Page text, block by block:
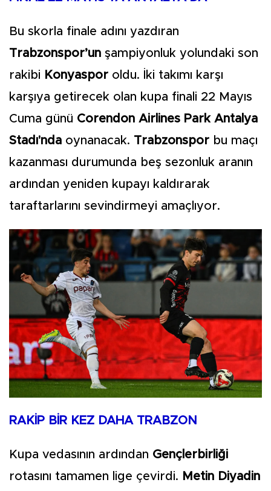
Bu skorla finale adını yazdıran
Trabzonspor’un şampiyonluk yolundaki son
rakibi Konyaspor oldu. İki takımı karşı
karşıya getirecek olan kupa finali 22 Mayıs
Cuma günü Corendon Airlines Park Antalya
Stadı'nda oynanacak. Trabzonspor bu maçı
kazanması durumunda beş sezonluk aranın
ardından yeniden kupayı kaldırarak
taraftarlarını sevindirmeyi amaçlıyor.
RAKİP BİR KEZ DAHA TRABZON
Kupa vedasının ardından Gençlerbirliği
rotasını tamamen lige çevirdi. Metin Diyadin